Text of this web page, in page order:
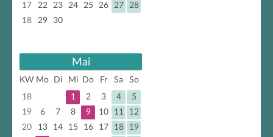
17
22 23 24 25 26 27
28
18
29 30
Mai
KW Mo Di Mi Do Fr Sa
So
18
1 2 3 4
5
19
6 7 8 9 10 11
12
20
13 14 15 16 17 18
19